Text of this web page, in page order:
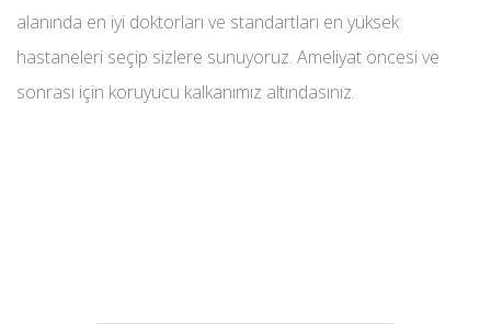
alanında en iyi doktorları ve standartları en yüksek
hastaneleri seçip sizlere sunuyoruz. Ameliyat öncesi ve
sonrası için koruyucu kalkanımız altındasınız.